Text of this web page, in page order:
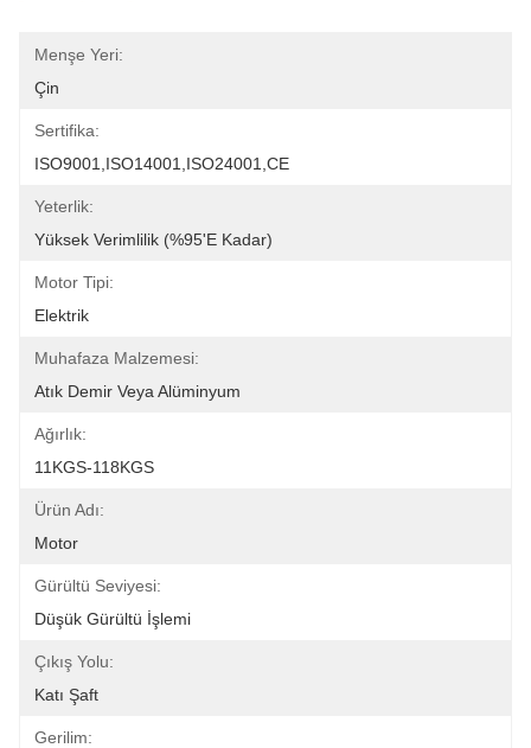
Menşe Yeri:
Çin
Sertifika:
ISO9001,ISO14001,ISO24001,CE
Yeterlik:
Yüksek Verimlilik (%95'e Kadar)
Motor Tipi:
Elektrik
Muhafaza Malzemesi:
Atık Demir Veya Alüminyum
Ağırlık:
11KGS-118KGS
Ürün Adı:
Motor
Gürültü Seviyesi:
Düşük Gürültü İşlemi
Çıkış Yolu:
Katı Şaft
Gerilim: